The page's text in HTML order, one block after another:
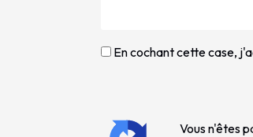
En cochant cette case,
Vous n'êtes